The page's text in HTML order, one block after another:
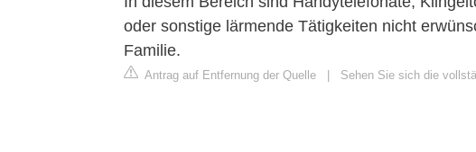
oder sonstige lärmende Tätigkeiten nicht
Familie.
Antrag auf Entfernung der Quelle Sehen Sie sich die